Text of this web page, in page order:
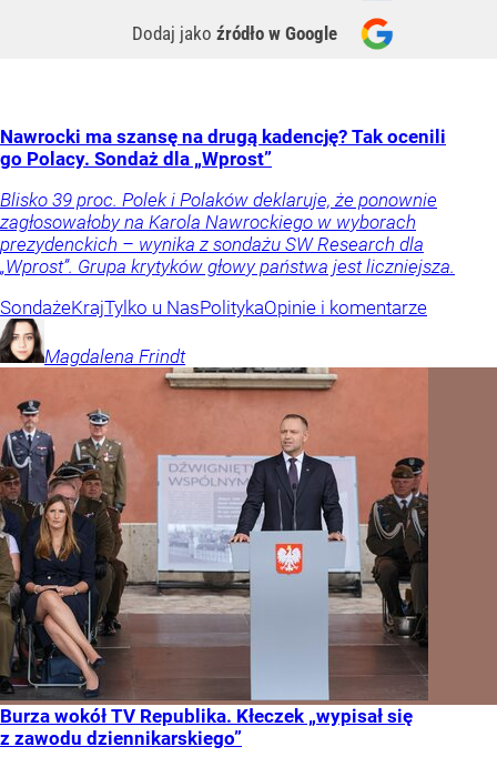
Dodaj jako źródło w Google
Nawrocki ma szansę na drugą kadencję? Tak ocenili
go Polacy. Sondaż dla „Wprost”
Blisko 39 proc. Polek i Polaków deklaruje, że ponownie
zagłosowałoby na Karola Nawrockiego w wyborach
prezydenckich – wynika z sondażu SW Research dla
„Wprost”. Grupa krytyków głowy państwa jest liczniejsza.
SondażeKrajTylko u NasPolitykaOpinie i komentarze
Magdalena Frindt
Burza wokół TV Republika. Kłeczek „wypisał się
z zawodu dziennikarskiego”